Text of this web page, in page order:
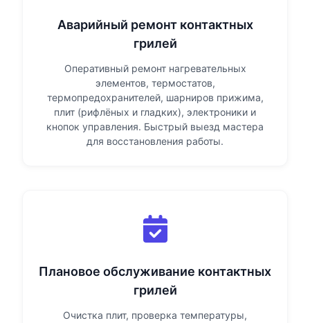
Аварийный ремонт контактных
грилей
Оперативный ремонт нагревательных
элементов, термостатов,
термопредохранителей, шарниров прижима,
плит (рифлёных и гладких), электроники и
кнопок управления. Быстрый выезд мастера
для восстановления работы.
Плановое обслуживание контактных
грилей
Очистка плит, проверка температуры,